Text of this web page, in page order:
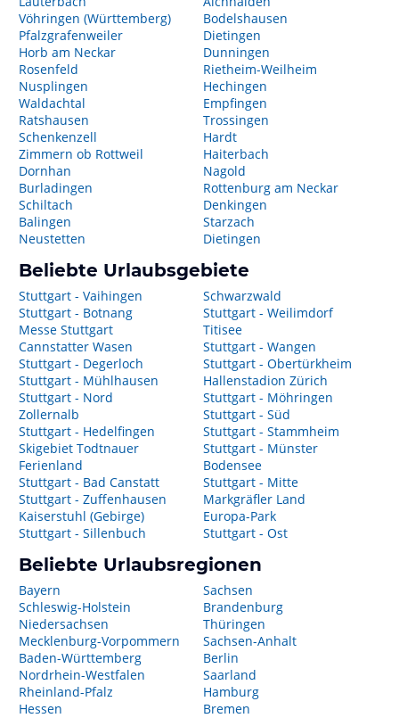
Vöhringen (Württemberg)
Pfalzgrafenweiler
Horb am Neckar
Rosenfeld
Nusplingen
Waldachtal
Ratshausen
Schenkenzell
Zimmern ob Rottweil
Dornhan
Burladingen
Schiltach
Balingen
Neustetten
Bodelshausen
Dietingen
Dunningen
Rietheim-Weilheim
Hechingen
Empfingen
Trossingen
Hardt
Haiterbach
Nagold
Rottenburg am Neckar
Denkingen
Starzach
Dietingen
Beliebte Urlaubsgebiete
Stuttgart - Vaihingen
Stuttgart - Botnang
Messe Stuttgart
Cannstatter Wasen
Stuttgart - Degerloch
Stuttgart - Mühlhausen
Stuttgart - Nord
Zollernalb
Stuttgart - Hedelfingen
Skigebiet Todtnauer
Ferienland
Stuttgart - Bad Canstatt
Stuttgart - Zuffenhausen
Kaiserstuhl (Gebirge)
Stuttgart - Sillenbuch
Schwarzwald
Stuttgart - Weilimdorf
Titisee
Stuttgart - Wangen
Stuttgart - Obertürkheim
Hallenstadion Zürich
Stuttgart - Möhringen
Stuttgart - Süd
Stuttgart - Stammheim
Stuttgart - Münster
Bodensee
Stuttgart - Mitte
Markgräfler Land
Europa-Park
Stuttgart - Ost
Beliebte Urlaubsregionen
Bayern
Schleswig-Holstein
Niedersachsen
Mecklenburg-Vorpommern
Baden-Württemberg
Nordrhein-Westfalen
Rheinland-Pfalz
Hessen
Sachsen
Brandenburg
Thüringen
Sachsen-Anhalt
Berlin
Saarland
Hamburg
Bremen